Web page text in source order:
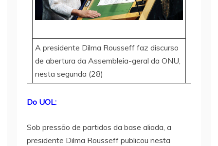
A presidente Dilma Rousseff faz discurso
de abertura da Assembleia-geral da ONU,
nesta segunda (28)
Do UOL:
Sob pressão de partidos da base aliada, a
presidente Dilma Rousseff publicou nesta